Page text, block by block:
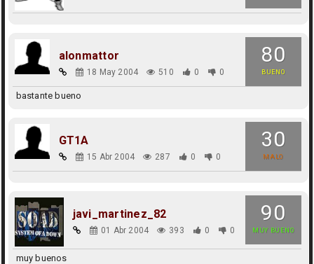
80
BUENO
alonmattor
18 May 2004 510 0 0
bastante bueno
30
MALO
GT1A
15 Abr 2004 287 0 0
90
MUY BUENO
javi_martinez_82
01 Abr 2004 393 0 0
muy buenos